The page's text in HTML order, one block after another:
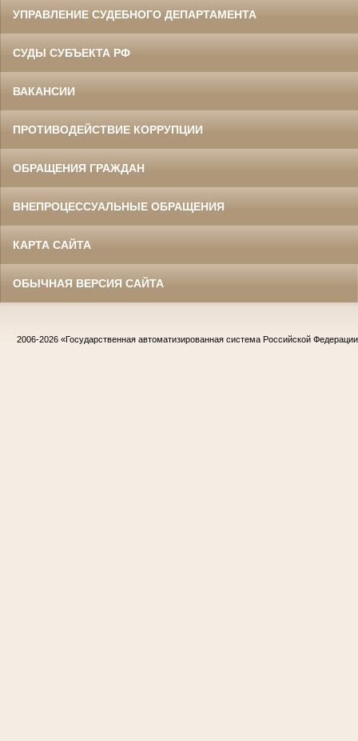
УПРАВЛЕНИЕ СУДЕБНОГО ДЕПАРТАМЕНТА
СУДЫ СУБЪЕКТА РФ
ВАКАНСИИ
ПРОТИВОДЕЙСТВИЕ КОРРУПЦИИ
ОБРАЩЕНИЯ ГРАЖДАН
ВНЕПРОЦЕССУАЛЬНЫЕ ОБРАЩЕНИЯ
КАРТА САЙТА
ОБЫЧНАЯ ВЕРСИЯ САЙТА
2006-2026 «Государственная автоматизированная система Российской